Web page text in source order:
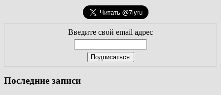
Введите свой email адрес
Последние записи